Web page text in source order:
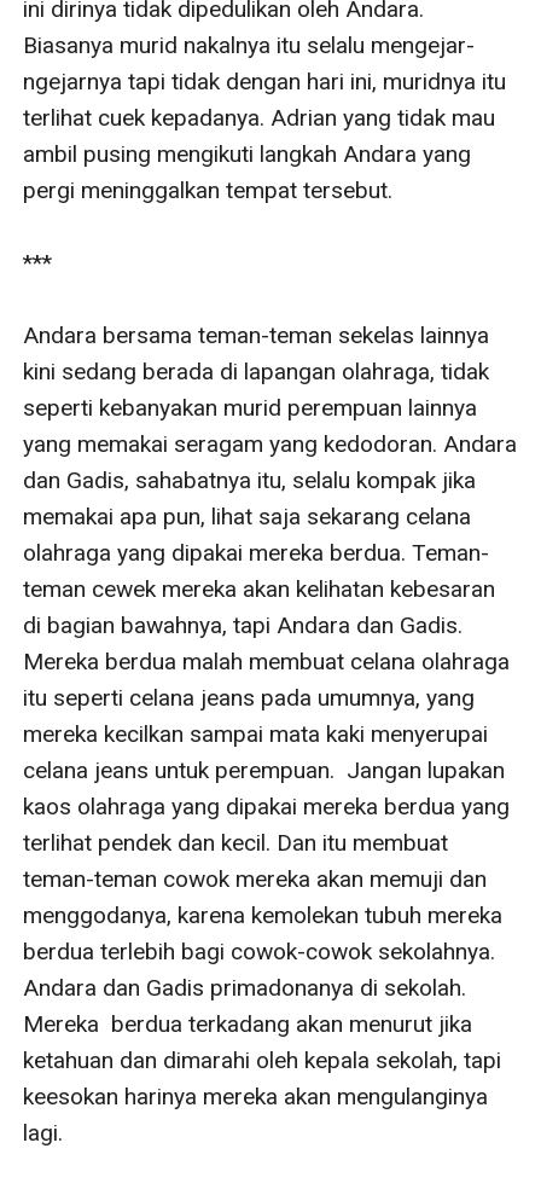
ini dirinya tidak dipedulikan oleh Andara.
Biasanya murid nakalnya itu selalu mengejar-
ngejarnya tapi tidak dengan hari ini, muridnya itu
terlihat cuek kepadanya. Adrian yang tidak mau
ambil pusing mengikuti langkah Andara yang
pergi meninggalkan tempat tersebut.
***
Andara bersama teman-teman sekelas lainnya
kini sedang berada di lapangan olahraga, tidak
seperti kebanyakan murid perempuan lainnya
yang memakai seragam yang kedodoran. Andara
dan Gadis, sahabatnya itu, selalu kompak jika
memakai apa pun, lihat saja sekarang celana
olahraga yang dipakai mereka berdua. Teman-
teman cewek mereka akan kelihatan kebesaran
di bagian bawahnya, tapi Andara dan Gadis.
Mereka berdua malah membuat celana olahraga
itu seperti celana jeans pada umumnya, yang
mereka kecilkan sampai mata kaki menyerupai
celana jeans untuk perempuan.  Jangan lupakan
kaos olahraga yang dipakai mereka berdua yang
terlihat pendek dan kecil. Dan itu membuat
teman-teman cowok mereka akan memuji dan
menggodanya, karena kemolekan tubuh mereka
berdua terlebih bagi cowok-cowok sekolahnya.
Andara dan Gadis primadonanya di sekolah.
Mereka  berdua terkadang akan menurut jika
ketahuan dan dimarahi oleh kepala sekolah, tapi
keesokan harinya mereka akan mengulanginya
lagi.